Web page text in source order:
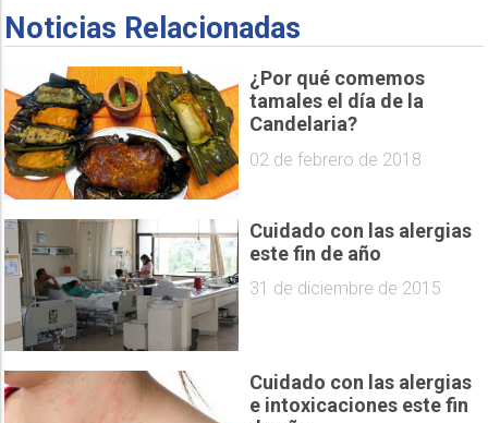
Noticias Relacionadas
¿Por qué comemos
tamales el día de la
Candelaria?
02 de febrero de 2018
Cuidado con las alergias
este fin de año
31 de diciembre de 2015
Cuidado con las alergias
e intoxicaciones este fin